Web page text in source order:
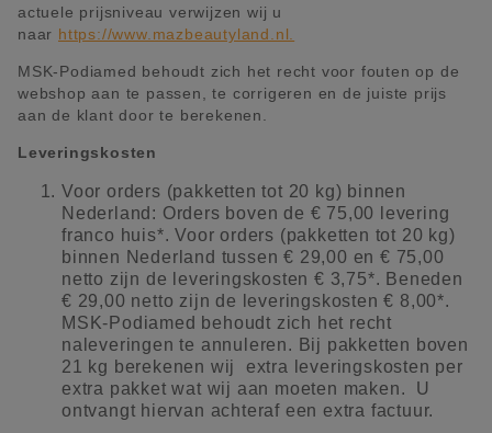
actuele prijsniveau verwijzen wij u
naar https://www.mazbeautyland.nl.
MSK-Podiamed behoudt zich het recht voor fouten op de
webshop aan te passen, te corrigeren en de juiste prijs
aan de klant door te berekenen.
Leveringskosten
Voor orders (pakketten tot 20 kg) binnen
Nederland: Orders boven de € 75,00 levering
franco huis*. Voor orders (pakketten tot 20 kg)
binnen Nederland tussen € 29,00 en € 75,00
netto zijn de leveringskosten € 3,75*. Beneden
€ 29,00 netto zijn de leveringskosten € 8,00*.
MSK-Podiamed behoudt zich het recht
naleveringen te annuleren. Bij pakketten boven
21 kg berekenen wij extra leveringskosten per
extra pakket wat wij aan moeten maken. U
ontvangt hiervan achteraf een extra factuur.